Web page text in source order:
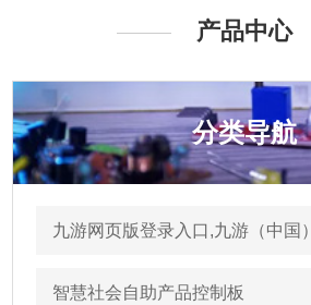
产品中心
分类导航
九游网页版登录入口,九游（中国）
智慧社会自助产品控制板